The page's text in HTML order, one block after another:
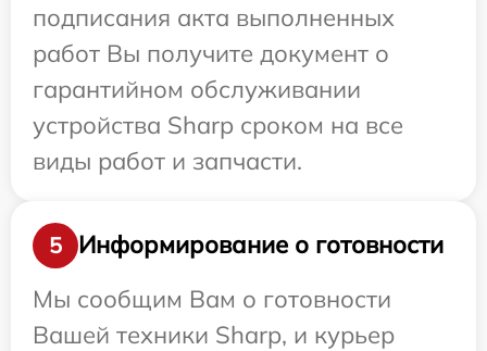
подписания акта выполненных
работ Вы получите документ о
гарантийном обслуживании
устройства Sharp сроком на все
виды работ и запчасти.
5
Информирование о готовности
Мы сообщим Вам о готовности
Вашей техники Sharp, и курьер